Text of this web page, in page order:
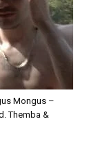
Mongus –
Themba &